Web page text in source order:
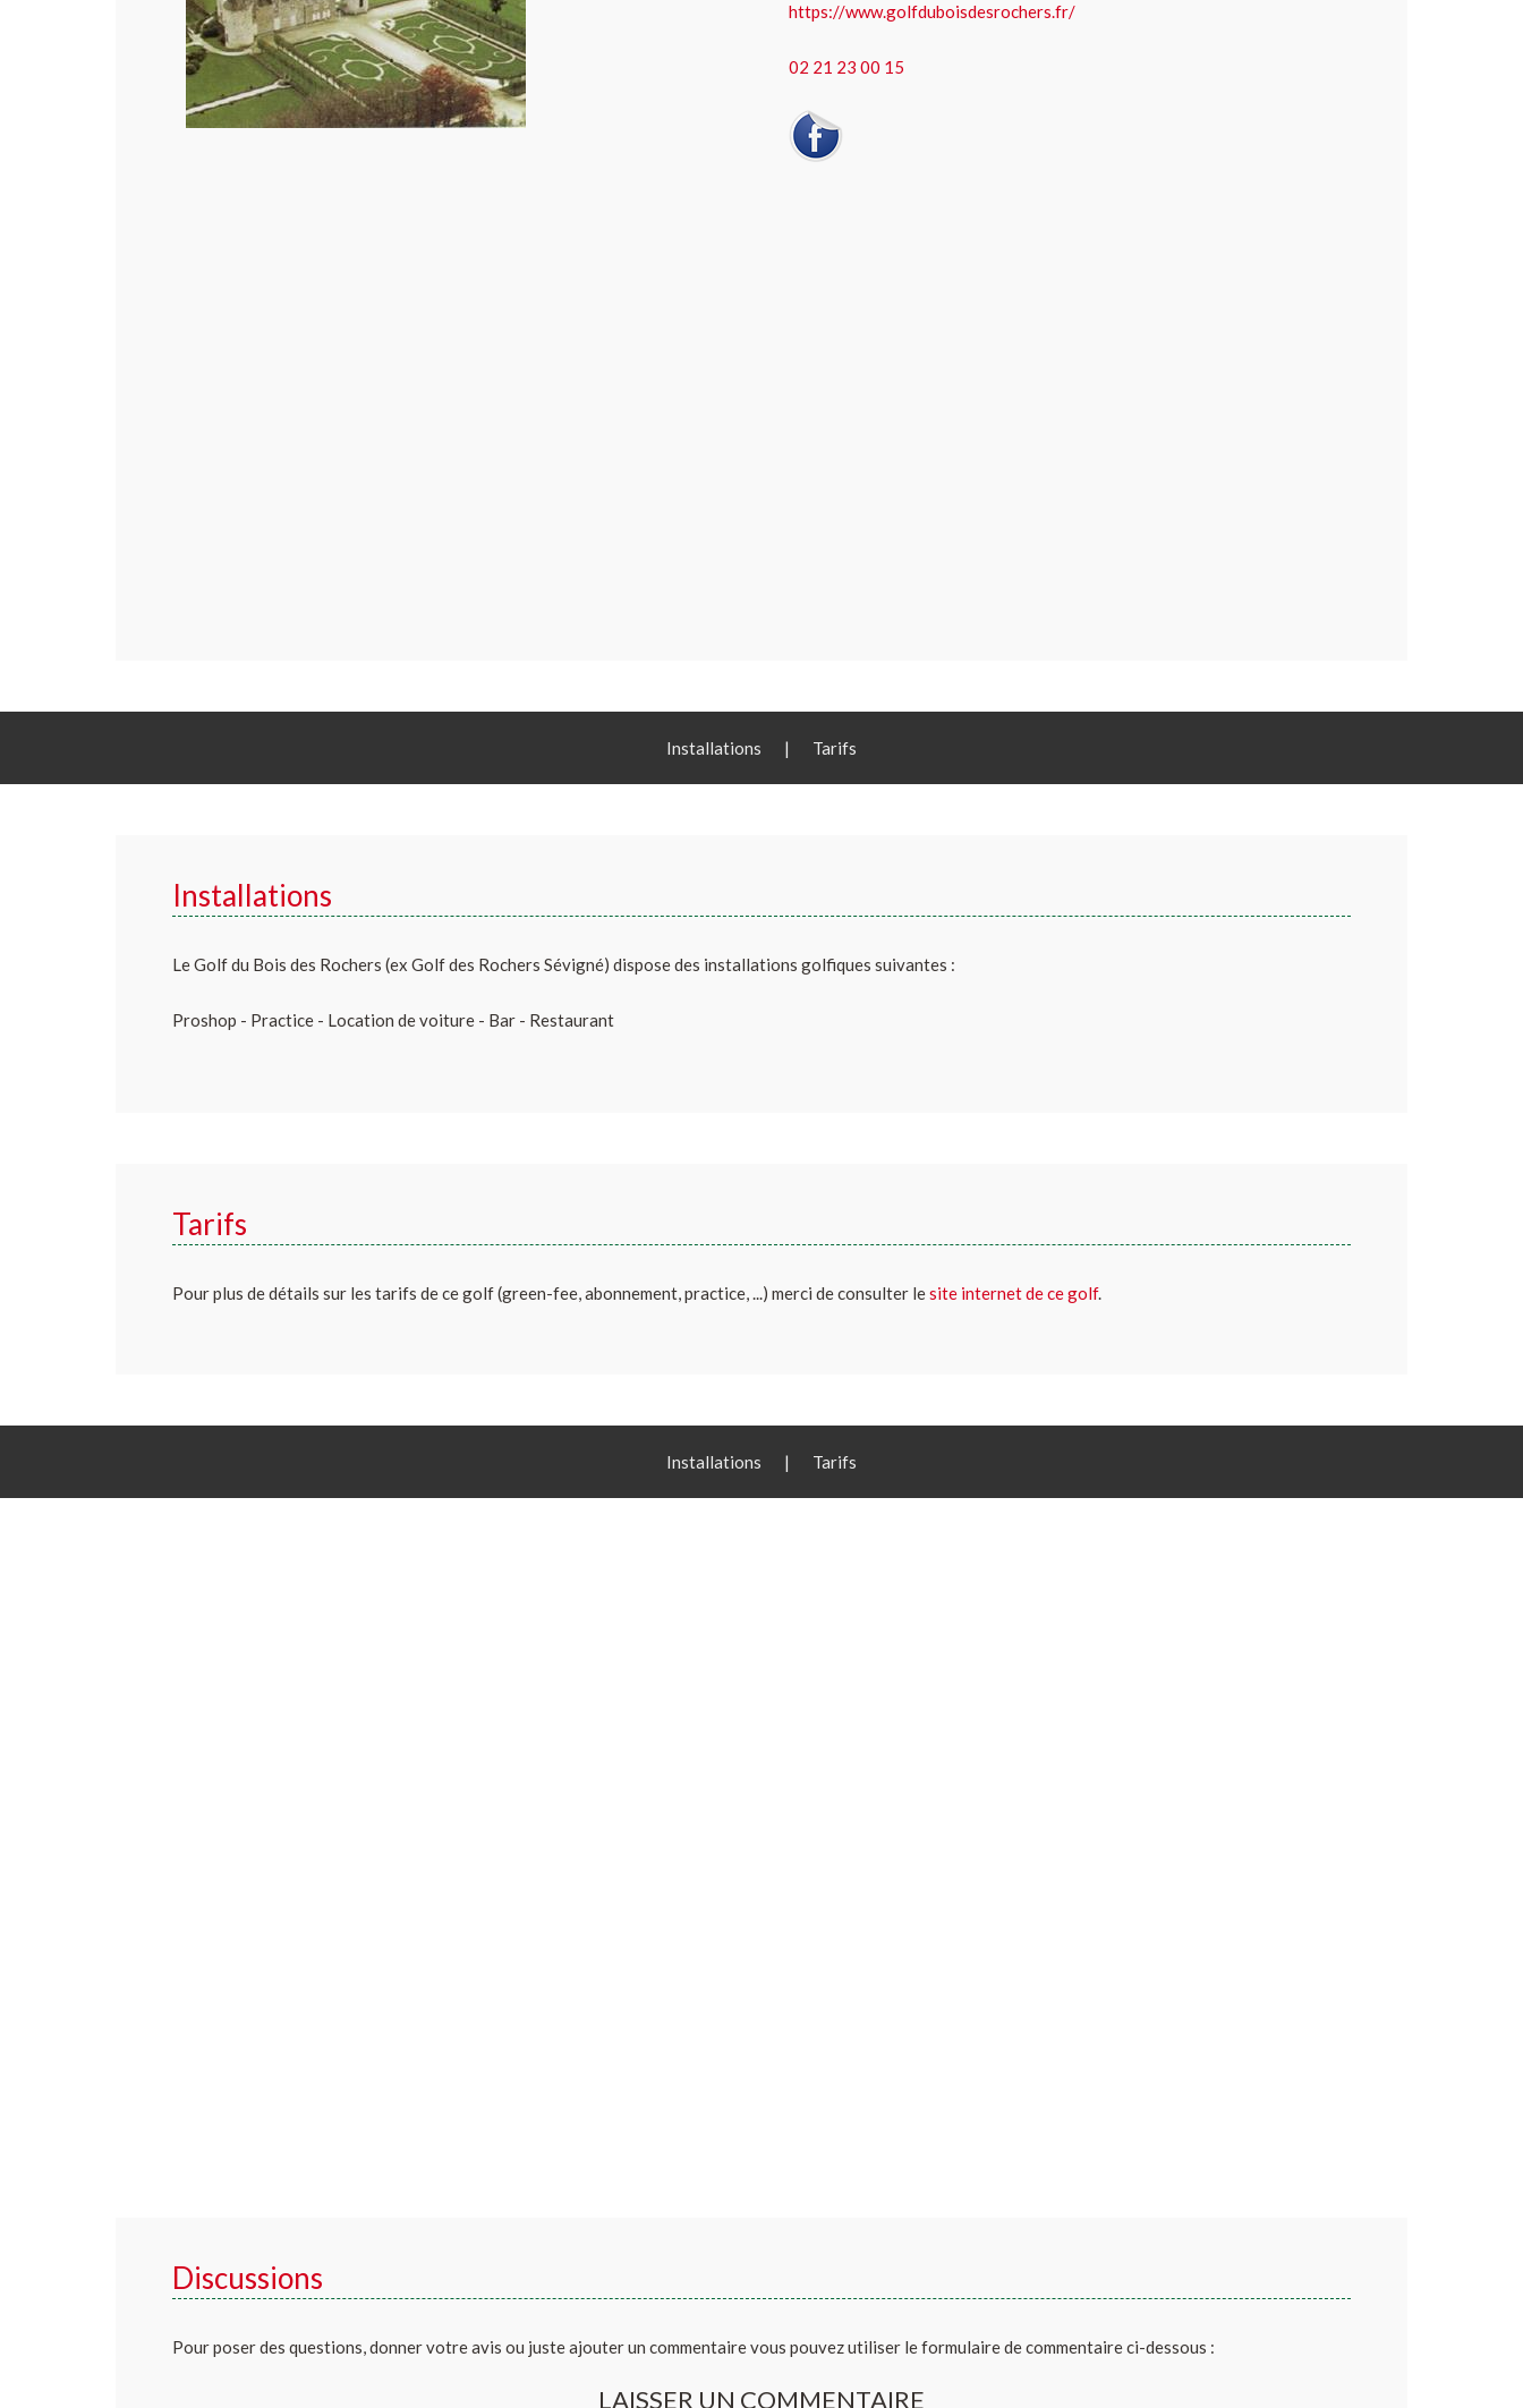
https://www.golfduboisdesrochers.fr/
02 21 23 00 15
Installations | Tarifs
Installations
Le Golf du Bois des Rochers (ex Golf des Rochers Sévigné) dispose des installations golfiques suivantes :
Proshop - Practice - Location de voiture - Bar - Restaurant
Tarifs
Pour plus de détails sur les tarifs de ce golf (green-fee, abonnement, practice, ...) merci de consulter lesite internet de ce golf.
Installations | Tarifs
Discussions
Pour poser des questions, donner votre avis ou juste ajouter un commentaire vous pouvez utiliser le formulaire de commentaire ci-dessous :
LAISSER UN COMMENTAIRE